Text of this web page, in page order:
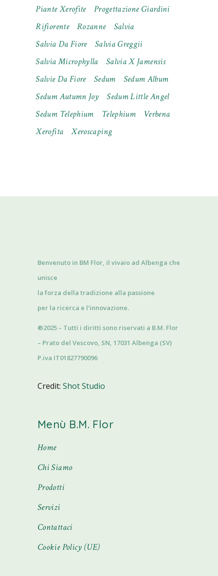
Piante Xerofite
Progettazione Giardini
Rifiorente
Rozanne
Salvia
Salvia Da Fiore
Salvia Greggii
Salvia Microphylla
Salvia X Jamensis
Salvie Da Fiore
Sedum
Sedum Album
Sedum Autumn Joy
Sedum Little Angel
Sedum Telephium
Telephium
Verbena
Xerofita
Xeroscaping
Benvenuto in BM Flor, il vivaio ad Albenga che
unisce
la forza della tradizione alla passione
per la ricerca e l’innovazione.
®2025 – Tutti i diritti sono riservati a B.M. Flor
– Prato del Vescovo, SN, 17031 Albenga (SV)
P.iva IT01827790096
Credit:Shot Studio
Menù B.M. Flor
Home
Chi Siamo
Prodotti
Servizi
Contattaci
Cookie Policy (UE)